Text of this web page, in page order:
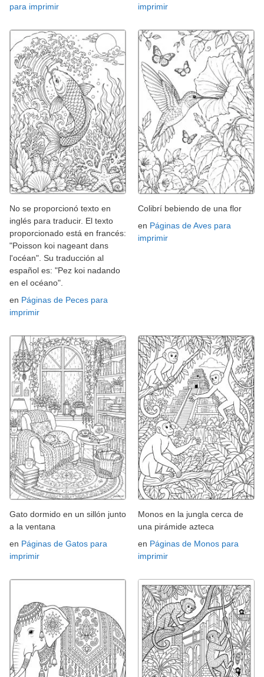
para imprimir imprimir
No se proporcionó texto en
inglés para traducir. El texto
proporcionado está en francés:
"Poisson koi nageant dans
l'océan". Su traducción al
español es: "Pez koi nadando
en el océano".
en Páginas de Peces para
imprimir
Colibrí bebiendo de una flor
en Páginas de Aves para
imprimir
Gato dormido en un sillón junto
a la ventana
en Páginas de Gatos para
imprimir
Monos en la jungla cerca de
una pirámide azteca
en Páginas de Monos para
imprimir